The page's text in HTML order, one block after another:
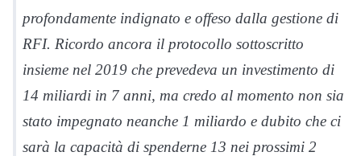
profondamente indignato e offeso dalla gestione di
RFI. Ricordo ancora il protocollo sottoscritto
insieme nel 2019 che prevedeva un investimento di
14 miliardi in 7 anni, ma credo al momento non sia
stato impegnato neanche 1 miliardo e dubito che ci
sarà la capacità di spenderne 13 nei prossimi 2